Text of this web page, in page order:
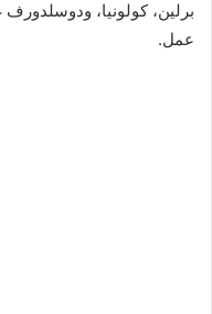
برلين، كولونيا، ودوسلدورف
عمل.